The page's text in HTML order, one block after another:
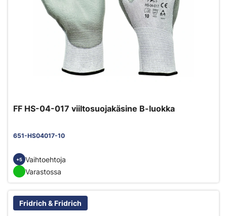
FF HS-04-017 viiltosuojakäsine B-luokka
651-HS04017-10
+5 Vaihtoehtoja
Varastossa
Fridrich & Fridrich